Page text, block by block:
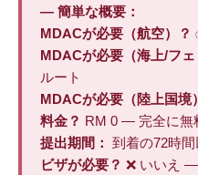
— 簡単な概要：
MDACが必要（航空）？
MDACが必要（海上/フェ
ルート
MDACが必要（陸上国境
料金？ RM 0 — 完全に無
提出期間： 到着の72時
ビザが必要？ ❌ いいえ